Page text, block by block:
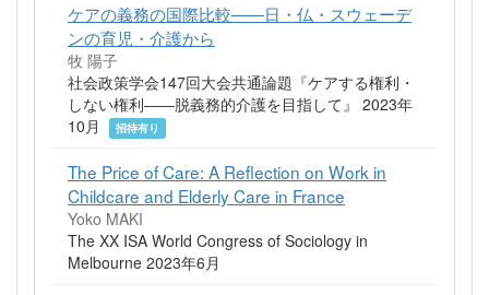
ケアの義務の国際比較――日・仏・スウェーデ
ンの育児・介護から
牧 陽子
社会政策学会147回大会共通論題『ケアする権利・
しない権利――脱義務的介護を目指して』 2023年
10月
招待有り
The Price of Care: A Reflection on Work in
Childcare and Elderly Care in France
Yoko MAKI
The XX ISA World Congress of Sociology in
Melbourne 2023年6月